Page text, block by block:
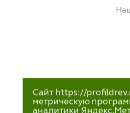
Сайт https://
метрическую
аналитики